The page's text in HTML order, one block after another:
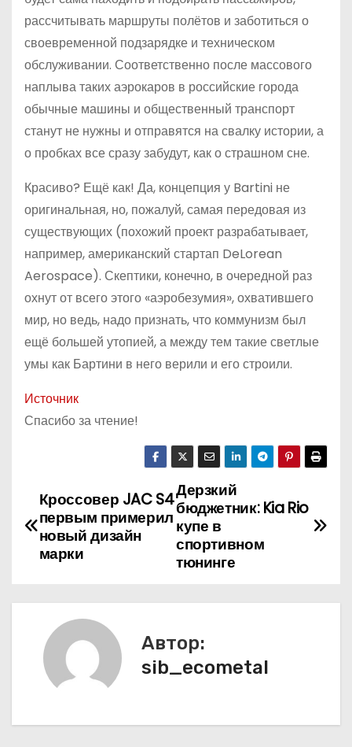
рассчитывать маршруты полётов и заботиться о
своевременной подзарядке и техническом
обслуживании. Соответственно после массового
наплыва таких аэрокаров в российские города
обычные машины и общественный транспорт
станут не нужны и отправятся на свалку истории, а
о пробках все сразу забудут, как о страшном сне.
Красиво? Ещё как! Да, концепция у Bartini не
оригинальная, но, пожалуй, самая передовая из
существующих (похожий проект разрабатывает,
например, американский стартап DeLorean
Aerospace). Скептики, конечно, в очередной раз
охнут от всего этого «аэробезумия», охватившего
мир, но ведь, надо признать, что коммунизм был
ещё большей утопией, а между тем такие светлые
умы как Бартини в него верили и его строили.
Источник
Спасибо за чтение!
Н
а
и
и
Дерзкий
бюджетник: Kia Rio
купе в
спортивном
тюнинге
Кроссовер JAC S4
первым примерил
новый дизайн
марки
Автор:
sib_ecometal